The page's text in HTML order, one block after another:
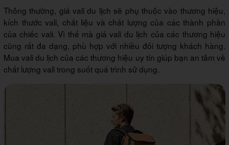
Thông thường, giá vali du lịch sẽ phụ thuộc vào thương hiệu,
kích thước vali, chất liệu và chất lượng của các thành phần
của chiếc vali. Vì thế mà giá vali du lịch của các thương hiệu
cũng rất đa dạng, phù hợp với nhiều đối tượng khách hàng.
Mua vali du lịch của các thương hiệu uy tín giúp bạn an tâm về
chất lượng vali trong suốt quá trình sử dụng.